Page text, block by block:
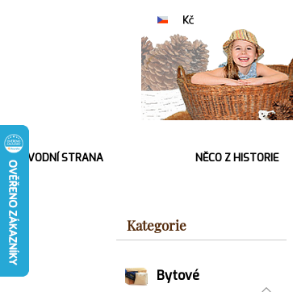
ÚVODNÍ STRANA NĚCO Z HISTORIE
Kategorie
Bytové